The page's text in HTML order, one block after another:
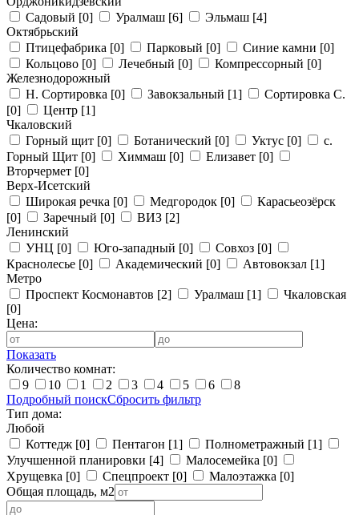
Садовый [0] Уралмаш [6] Эльмаш [4]
Октябрьский
Птицефабрика [0] Парковый [0] Синие камни [0]
Кольцово [0] Лечебный [0] Компрессорный [0]
Железнодорожный
Н. Сортировка [0] Завокзальный [1]
Сортировка С.
[0]
Центр [1]
Чкаловский
Горный щит [0] Ботанический [0] Уктус [0]
с.
Горный Щит [0] Химмаш [0] Елизавет [0]
Вторчермет [0]
Верх-Исетский
Широкая речка [0] Медгородок [0]
Карасьеозёрск
[0]
Заречный [0] ВИЗ [2]
Ленинский
УНЦ [0] Юго-западный [0] Совхоз [0]
Краснолесье [0] Академический [0] Автовокзал [1]
Метро
Проспект Космонавтов [2] Уралмаш [1]
Чкаловская
[0]
Цена:
Показать
Количество комнат:
9
10 1 2 3 4 5 6
8
Подробный поискСбросить фильтр
Тип дома:
Любой
Коттедж [0] Пентагон [1] Полнометражный [1]
Улучшенной планировки [4] Малосемейка [0]
Хрущевка [0] Спецпроект [0] Малоэтажка [0]
Общая площадь, м2